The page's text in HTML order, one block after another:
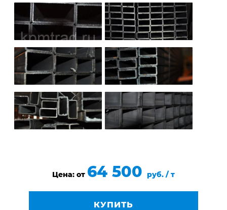
Цена: от 64 500 руб. / т
КУПИТЬ